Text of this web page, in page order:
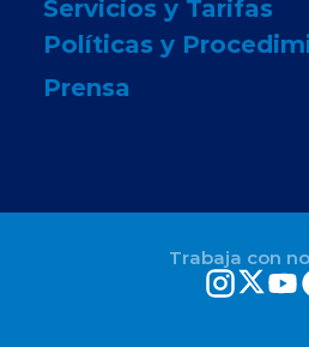
Servicios y Tarifas
Políticas y
Prensa
Trabaja con